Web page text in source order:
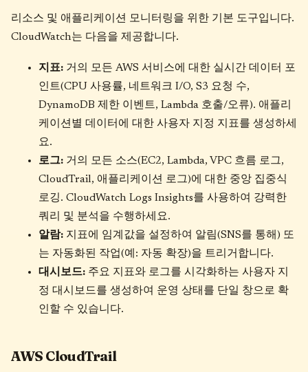
리소스 및 애플리케이션 모니터링을 위한 기본 도구입니다.
CloudWatch는 다음을 제공합니다.
지표: 거의 모든 AWS 서비스에 대한 실시간 데이터 포
인트(CPU 사용률, 네트워크 I/O, S3 요청 수,
DynamoDB 제한 이벤트, Lambda 호출/오류). 애플리
케이션별 데이터에 대한 사용자 지정 지표를 생성하세
요.
로그: 거의 모든 소스(EC2, Lambda, VPC 흐름 로그,
CloudTrail, 애플리케이션 로그)에 대한 중앙 집중식
로깅. CloudWatch Logs Insights를 사용하여 강력한
쿼리 및 분석을 수행하세요.
알람: 지표에 임계값을 설정하여 알림(SNS를 통해) 또
는 자동화된 작업(예: 자동 확장)을 트리거합니다.
대시보드: 주요 지표와 로그를 시각화하는 사용자 지
정 대시보드를 생성하여 운영 상태를 단일 창으로 확
인할 수 있습니다.
AWS CloudTrail